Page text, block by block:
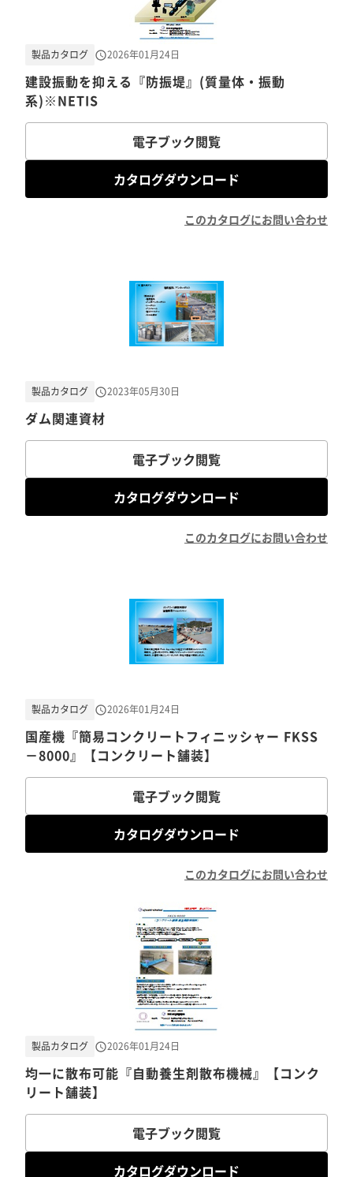
建設振動を抑える『防振堤』(質量体・振動
系)※NETIS
製品カタログ 2026年01月24日
電子ブック閲覧
カタログダウンロード
このカタログにお問い合わせ
ダム関連資材
製品カタログ 2023年05月30日
電子ブック閲覧
カタログダウンロード
このカタログにお問い合わせ
国産機『簡易コンクリートフィニッシャー FKSS
－8000』【コンクリート舗装】
製品カタログ 2026年01月24日
電子ブック閲覧
カタログダウンロード
このカタログにお問い合わせ
均一に散布可能『自動養生剤散布機械』【コンク
リート舗装】
製品カタログ 2026年01月24日
電子ブック閲覧
カタログダウンロード